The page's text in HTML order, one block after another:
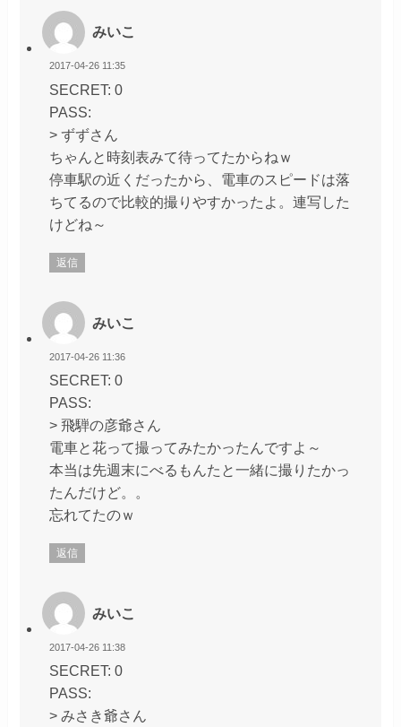
みいこ
2017-04-26 11:35
SECRET: 0
PASS:
> ずずさん
ちゃんと時刻表みて待ってたからねｗ
停車駅の近くだったから、電車のスピードは落
ちてるので比較的撮りやすかったよ。連写した
けどね～
返信
みいこ
2017-04-26 11:36
SECRET: 0
PASS:
> 飛騨の彦爺さん
電車と花って撮ってみたかったんですよ～
本当は先週末にべるもんたと一緒に撮りたかっ
たんだけど。。
忘れてたのｗ
返信
みいこ
2017-04-26 11:38
SECRET: 0
PASS:
> みさき爺さん